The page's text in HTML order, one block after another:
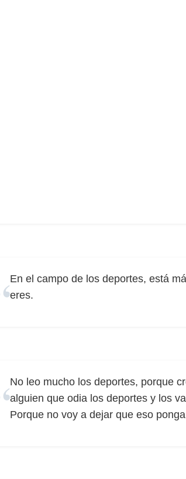
En el campo de los deportes, está
eres.
No leo mucho los deportes, porque
alguien que odia los deportes y los
Porque no voy a dejar que eso